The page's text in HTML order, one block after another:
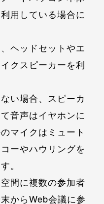
用している場合に
ヘッドセットやエ
クスピーカーを利
い場合、スピーカ
音声はイヤホンに
マイクはミュート
ーやハウリングを
。
間に複数の参加者
からWeb会議に参